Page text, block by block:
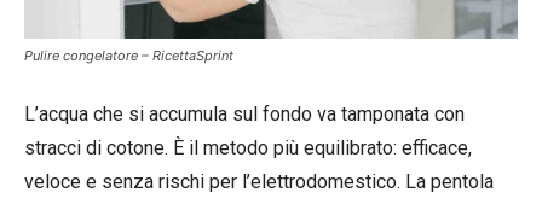
Pulire congelatore – RicettaSprint
L’acqua che si accumula sul fondo va tamponata con
stracci di cotone. È il metodo più equilibrato: efficace,
veloce e senza rischi per l’elettrodomestico. La pentola